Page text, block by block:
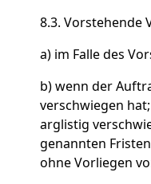
8.3. Vorstehende
a) im Falle des
b) wenn der
verschwiegen
arglistig
genannten
ohne Vorliegen